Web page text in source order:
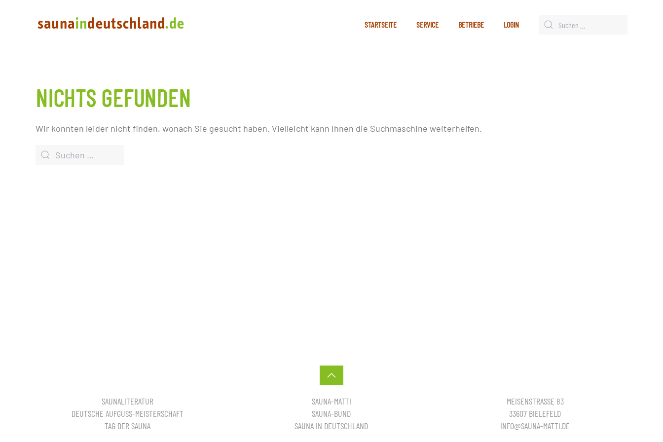
STARTSEITE SERVICE BETRIEBE LOGIN
NICHTS GEFUNDEN
Wir konnten leider nicht finden, wonach Sie gesucht haben. Vielleicht kann Ihnen die Suchmaschine weiterhelfen.
SAUNALITERATUR
DEUTSCHE AUFGUSS-MEISTERSCHAFT
TAG DER SAUNA
SAUNA-MATTI
SAUNA-BUND
SAUNA IN DEUTSCHLAND
MEISENSTRASSE 83
33607 BIELEFELD
INFO@SAUNA-MATTI.DE